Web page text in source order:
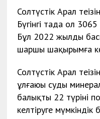
Солтүстік Арал
Бүгінгі таңда ол
Бұл 2022 жылдың
шаршы шақырымға
Солтүстік Арал
ұлғаюы судың
балықтың 22 түрінің
келтіруге